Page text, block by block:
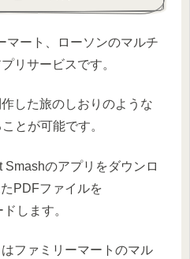
マート、ローソンのマルチ
リサービスです。
した旅のしおりのような
とが可能です。
のアプリをダウンロ
PDFファイルを
します。
ファミリーマートのマル